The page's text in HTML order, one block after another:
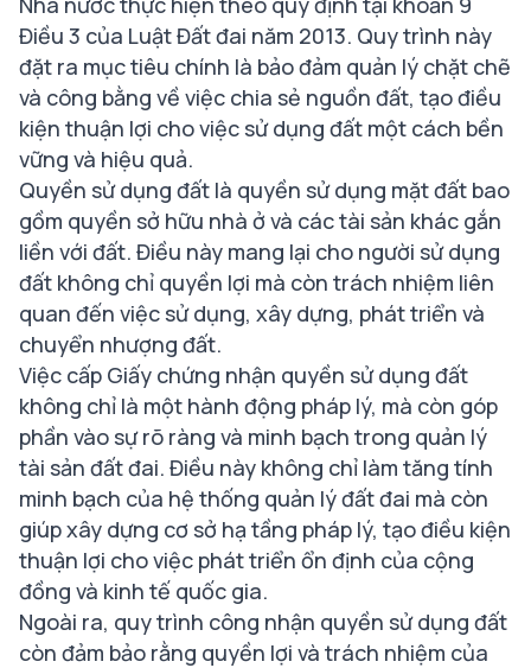
Điều 3 của Luật Đất đai năm 2013. Quy trình này
đặt ra mục tiêu chính là bảo đảm quản lý chặt chẽ
và công bằng về việc chia sẻ nguồn đất, tạo điều
kiện thuận lợi cho việc sử dụng đất một cách bền
vững và hiệu quả.
Quyền sử dụng đất là quyền sử dụng mặt đất bao
gồm quyền sở hữu nhà ở và các tài sản khác gắn
liền với đất. Điều này mang lại cho người sử dụng
đất không chỉ quyền lợi mà còn trách nhiệm liên
quan đến việc sử dụng, xây dựng, phát triển và
chuyển nhượng đất.
Việc cấp Giấy chứng nhận quyền sử dụng đất
không chỉ là một hành động pháp lý, mà còn góp
phần vào sự rõ ràng và minh bạch trong quản lý
tài sản đất đai. Điều này không chỉ làm tăng tính
minh bạch của hệ thống quản lý đất đai mà còn
giúp xây dựng cơ sở hạ tầng pháp lý, tạo điều kiện
thuận lợi cho việc phát triển ổn định của cộng
đồng và kinh tế quốc gia.
Ngoài ra, quy trình công nhận quyền sử dụng đất
còn đảm bảo rằng quyền lợi và trách nhiệm của